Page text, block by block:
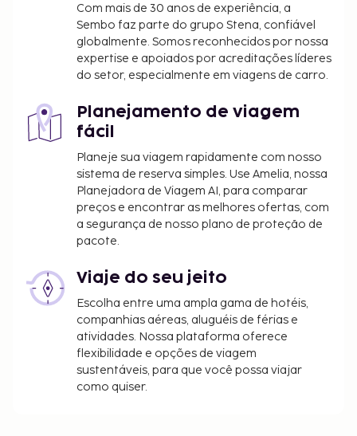
Com mais de 30 anos de experiência, a
Sembo faz parte do grupo Stena, confiável
globalmente. Somos reconhecidos por nossa
expertise e apoiados por acreditações líderes
do setor, especialmente em viagens de carro.
Planejamento de viagem
fácil
Planeje sua viagem rapidamente com nosso
sistema de reserva simples. Use Amelia, nossa
Planejadora de Viagem AI, para comparar
preços e encontrar as melhores ofertas, com
a segurança de nosso plano de proteção de
pacote.
Viaje do seu jeito
Escolha entre uma ampla gama de hotéis,
companhias aéreas, aluguéis de férias e
atividades. Nossa plataforma oferece
flexibilidade e opções de viagem
sustentáveis, para que você possa viajar
como quiser.